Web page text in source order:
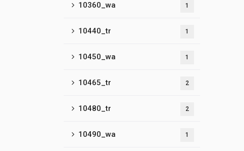
10360_wa 1
10440_tr 1
10450_wa 1
10465_tr 2
10480_tr 2
10490_wa 1